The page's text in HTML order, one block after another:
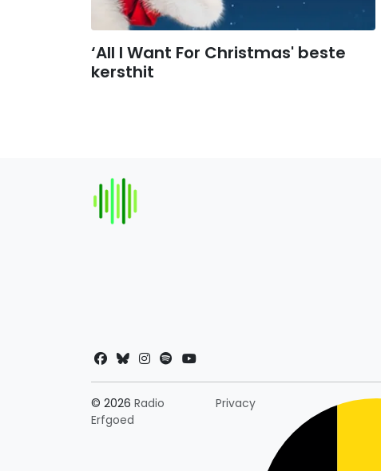
‘All I Want For Christmas' beste
kersthit
© 2026 Radio
Erfgoed
PrivacyLandkeuze